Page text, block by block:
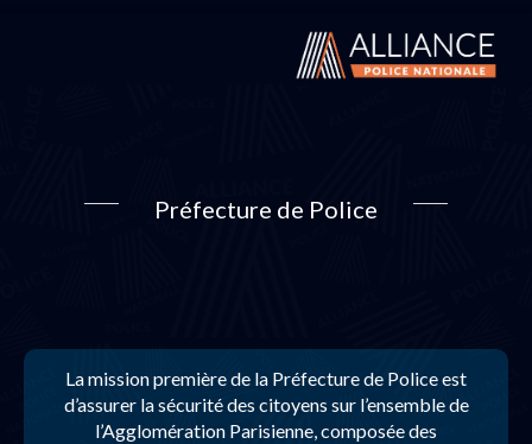
Préfecture de Police
La mission première de la Préfecture de Police est
d’assurer la sécurité des citoyens sur l’ensemble de
l’Agglomération Parisienne, composée des